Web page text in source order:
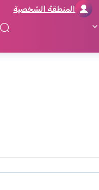
المنطقة الشخصية